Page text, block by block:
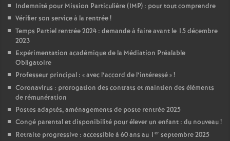
Indemnité pour Mission Particulière (IMP) : pour tout comprendre
Vérifier son service à la rentrée!
Temps Partiel rentrée 2024 : demande à faire avant le 15 décembre
2023
Expérimentation académique de la Médiation Préalable
Obligatoire
Professeur principal : «avec l’accord de l’intéressé»!
Coronavirus : prorogation des contrats et maintien des éléments
de rémunération
Postes adaptés, aménagements de poste rentrée 2025
Congé parental et disponibilité pour élever un enfant : du nouveau!
Retraite progressive : accessible à 60 ans au 1 er septembre 2025